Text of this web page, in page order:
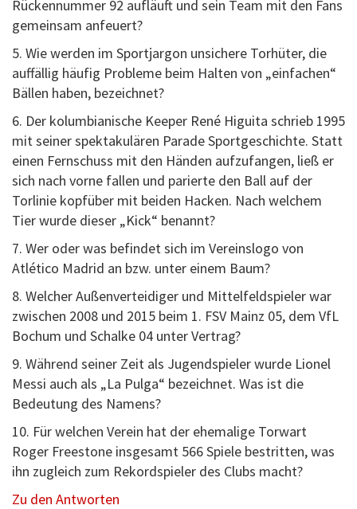
Rückennummer 92 aufläuft und sein Team mit den Fans
gemeinsam anfeuert?
5. Wie werden im Sportjargon unsichere Torhüter, die
auffällig häufig Probleme beim Halten von „einfachen“
Bällen haben, bezeichnet?
6. Der kolumbianische Keeper René Higuita schrieb 1995
mit seiner spektakulären Parade Sportgeschichte. Statt
einen Fernschuss mit den Händen aufzufangen, ließ er
sich nach vorne fallen und parierte den Ball auf der
Torlinie kopfüber mit beiden Hacken. Nach welchem
Tier wurde dieser „Kick“ benannt?
7. Wer oder was befindet sich im Vereinslogo von
Atlético Madrid an bzw. unter einem Baum?
8. Welcher Außenverteidiger und Mittelfeldspieler war
zwischen 2008 und 2015 beim 1. FSV Mainz 05, dem VfL
Bochum und Schalke 04 unter Vertrag?
9. Während seiner Zeit als Jugendspieler wurde Lionel
Messi auch als „La Pulga“ bezeichnet. Was ist die
Bedeutung des Namens?
10. Für welchen Verein hat der ehemalige Torwart
Roger Freestone insgesamt 566 Spiele bestritten, was
ihn zugleich zum Rekordspieler des Clubs macht?
Zu den Antworten